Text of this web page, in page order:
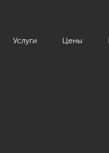
Услуги Цены